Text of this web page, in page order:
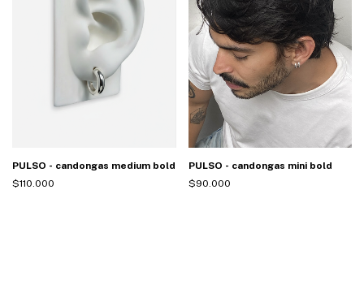
PULSO - candongas medium bold
$110.000
PULSO - candongas mini bold
$90.000